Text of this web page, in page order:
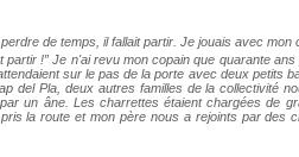
de temps, il fallait partir. Je jouais avec mon
!” Je n'ai revu mon copain que quarante
sur le pas de la porte avec deux petits
del Pla, deux autres familles de la collectivité
un âne. Les charrettes étaient chargées de
la route et mon père nous a rejoints par des